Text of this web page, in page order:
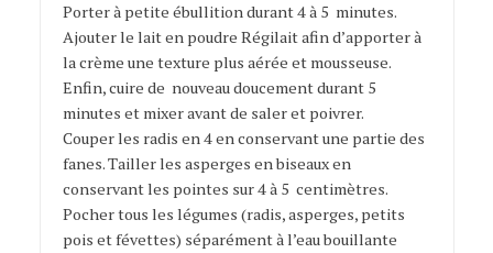
Porter à petite ébullition durant 4 à 5 minutes.
Ajouter le lait en poudre Régilait afin d’apporter à
la crème une texture plus aérée et mousseuse.
Enfin, cuire de nouveau doucement durant 5
minutes et mixer avant de saler et poivrer.
Couper les radis en 4 en conservant une partie des
fanes. Tailler les asperges en biseaux en
conservant les pointes sur 4 à 5 centimètres.
Pocher tous les légumes (radis, asperges, petits
pois et févettes) séparément à l’eau bouillante